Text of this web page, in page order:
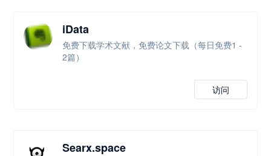
iData
免费下载学术文献，免费论文下载（每日免费1 -
2篇）
访问
Searx.space